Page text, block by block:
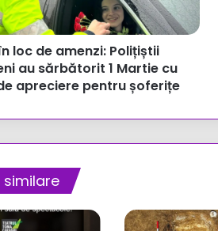
loc de amenzi: Polițiștii
au sărbătorit 1 Martie cu
apreciere pentru șoferițe